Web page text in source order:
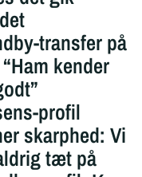
transfer på
kender
profil
skarphed: Vi
tæt på